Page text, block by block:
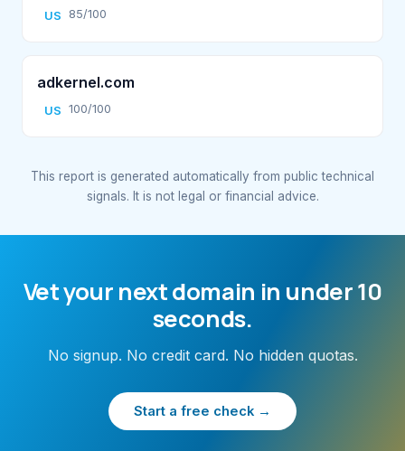
US 85/100
adkernel.com
US 100/100
This report is generated automatically from public technical
signals. It is not legal or financial advice.
Vet your next domain in under 10
seconds.
No signup. No credit card. No hidden quotas.
Start a free check →